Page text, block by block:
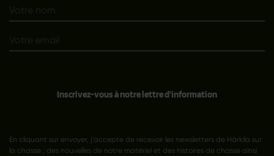
Inscrivez-vous à notre lettre d'information
En cliquant sur envoyer, j'accepte de recevoir les newsletters de Härkila sur
la chasse ; des nouvelles de notre matériel et des histoires de chasse ainsi